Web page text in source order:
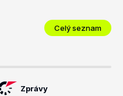
Celý seznam
Zprávy